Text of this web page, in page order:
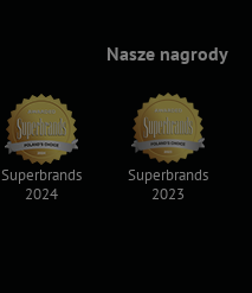
Nasze nagrody
Superbrands
2024
Superbrands
2023